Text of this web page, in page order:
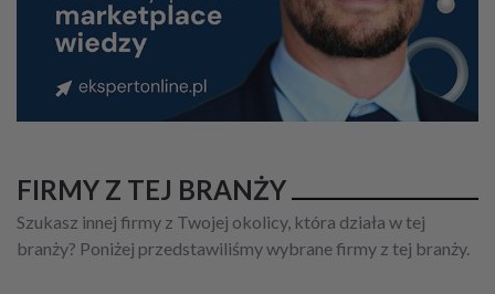
FIRMY Z TEJ BRANŻY
Szukasz innej firmy z Twojej okolicy, która działa w tej
branży? Poniżej przedstawiliśmy wybrane firmy z tej branży.